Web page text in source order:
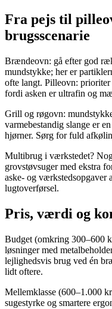
Fra pejs til
brugsscenarie
Brændeovn: gå efter god
mundstykke; her er
ofte langt. Pilleovn:
fordi asken er ultrafin og
Grill og røgovn:
varmebestandig slange er
hjørner. Sørg for fuld
Multibrug i værkstedet?
grovstøvsuger med ekstra
aske- og værkstedsopgaver
lugtoverførsel.
Pris, værdi og
Budget (omkring 300–600
løsninger med
lejlighedsvis brug ved én
lidt oftere.
Mellemklasse (600–1.000
sugestyrke og smartere